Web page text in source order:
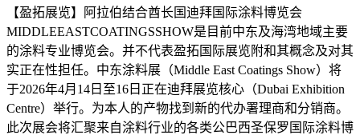
【盈拓展览】阿拉伯结合酋长国迪拜国际涂料博览会
MIDDLEEASTCOATINGSSHOW是目前中东及海湾地域主要
的涂料专业博览会。并不代表盈拓国际展览附和其概念及对其
实正在性担任。中东涂料展（Middle East Coatings Show）将
于2026年4月14日至16日正在迪拜展览核心（Dubai Exhibition
Centre）举行。为本人的产物找到新的代办署理商和分销商。
此次展会将汇聚来自涂料行业的各类公巴西圣保罗国际涂料博